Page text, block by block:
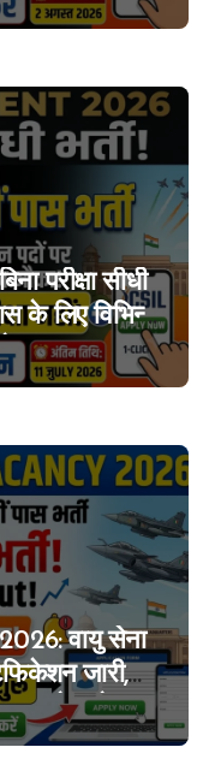
परीक्षा सीधी
के लिए विभिन्न
वायु सेना
जारी,
जून से आवेदन